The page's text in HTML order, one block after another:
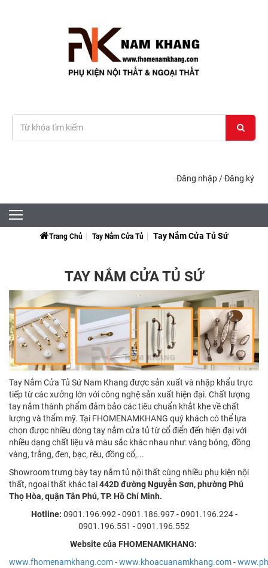
Đăng nhập /Đăng ký
Trang Chủ Tay Nắm Cửa Tủ Tay Nắm Cửa Tủ Sứ
TAY NẮM CỬA TỦ SỨ
Tay Nắm Cửa Tủ Sứ Nam Khang được sản xuất và nhập khẩu trực
tiếp từ các xưởng lớn với công nghệ sản xuất hiện đại. Chất lượng
tay nắm thành phẩm đảm bảo các tiêu chuẩn khắt khe về chất
lượng và thẩm mỹ. Tại FHOMENAMKHANG quý khách có thể lựa
chọn được nhiều dòng tay nắm cửa tủ từ cổ điển đến hiện đại với
nhiều dạng chất liệu và màu sắc khác nhau như: vàng bóng, đồng
vàng, trắng, đen, bạc, rêu, đồng cổ,...
Showroom trưng bày tay nắm tủ nội thất cùng nhiều phụ kiện nội
thất, ngoại thất khác tại442D đường Nguyễn Sơn, phường Phú
Thọ Hòa, quận Tân Phú, TP. Hồ Chí Minh.
Hotline: 0901.196.992 - 0901.186.997 - 0901.196.224 -
0901.196.551 - 0901.196.552
Website của FHOMENAMKHANG:
www.fhomenamkhang.com-www.khoacuanamkhang.com-